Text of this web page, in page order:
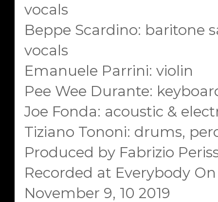
vocals
Beppe Scardino: baritone
vocals
Emanuele Parrini: violin
Pee Wee Durante:
Joe Fonda: acoustic &
Tiziano Tononi: drums,
Produced by Fabrizio
Recorded at Everybody
November 9, 10 2019